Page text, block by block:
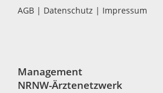
AGB | Datenschutz | Impressum
Management
NRNW-Ärztenetzwerk